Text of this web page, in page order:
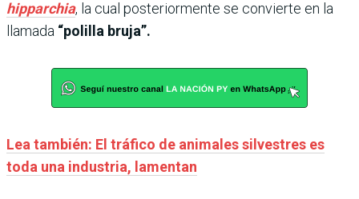
hipparchia, la cual posteriormente se convierte en la
llamada “polilla bruja”.
Lea también: El tráfico de animales silvestres es
toda una industria, lamentan